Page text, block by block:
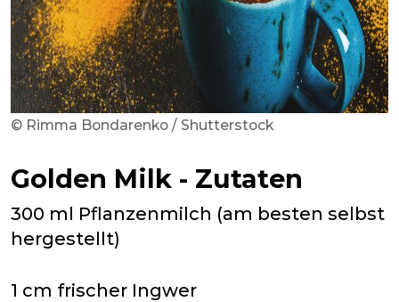
© Rimma Bondarenko / Shutterstock
Golden Milk - Zutaten
300 ml Pflanzenmilch (am besten selbst
hergestellt)
1 cm frischer Ingwer